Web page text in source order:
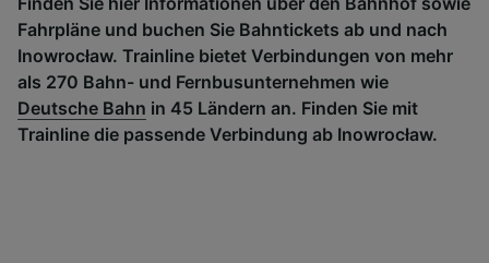
Fahrpläne und buchen Sie Bahntickets ab und nach
Inowrocław. Trainline bietet Verbindungen von mehr
als 270 Bahn- und Fernbusunternehmen wie
Deutsche Bahn in 45 Ländern an. Finden Sie mit
Trainline die passende Verbindung ab Inowrocław.